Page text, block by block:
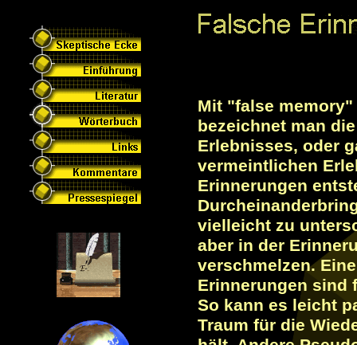
Mit "false
bezeichnet man
Erlebnisses, oder
vermeintlichen
Erinnerungen
vielleicht zu
aber in der
verschmelzen.
Erinnerungen sind
So kann es leicht
Traum für die